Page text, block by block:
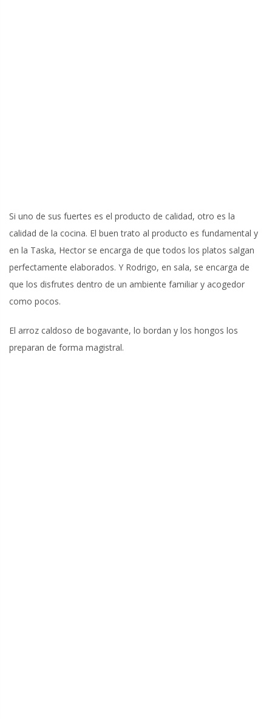
Si uno de sus fuertes es el producto de calidad, otro es la
calidad de la cocina. El buen trato al producto es fundamental y
en la Taska, Hector se encarga de que todos los platos salgan
perfectamente elaborados. Y Rodrigo, en sala, se encarga de
que los disfrutes dentro de un ambiente familiar y acogedor
como pocos.
El arroz caldoso de bogavante, lo bordan y los hongos los
preparan de forma magistral.